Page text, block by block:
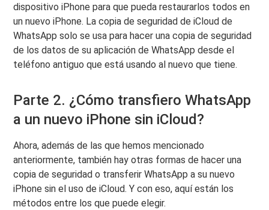
dispositivo iPhone para que pueda restaurarlos todos en
un nuevo iPhone. La copia de seguridad de iCloud de
WhatsApp solo se usa para hacer una copia de seguridad
de los datos de su aplicación de WhatsApp desde el
teléfono antiguo que está usando al nuevo que tiene.
Parte 2. ¿Cómo transfiero WhatsApp
a un nuevo iPhone sin iCloud?
Ahora, además de las que hemos mencionado
anteriormente, también hay otras formas de hacer una
copia de seguridad o transferir WhatsApp a su nuevo
iPhone sin el uso de iCloud. Y con eso, aquí están los
métodos entre los que puede elegir.